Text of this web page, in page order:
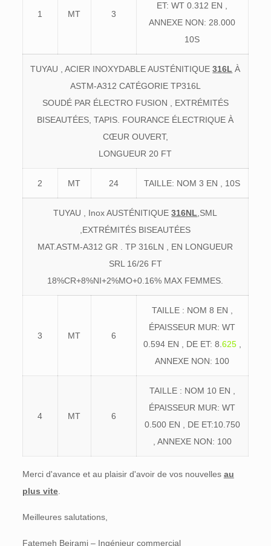
1 MT 3
ET: WT 0.312 EN ,
ANNEXE NON: 28.000
10S
TUYAU , ACIER INOXYDABLE AUSTÉNITIQUE316L À
ASTM-A312 CATÉGORIE TP316L
SOUDÉ PAR ÉLECTRO FUSION , EXTRÉMITÉS
BISEAUTÉES, TAPIS. FOURANCE ÉLECTRIQUE À
CŒUR OUVERT,
LONGUEUR 20 FT
2 MT 24 TAILLE: NOM 3 EN , 10S
TUYAU , Inox AUSTÉNITIQUE316NL ,SML
,EXTRÉMITÉS BISEAUTÉES
MAT.ASTM-A312 GR . TP 316LN , EN LONGUEUR
SRL 16/26 FT
18%CR+8%NI+2%MO+0.16% MAX FEMMES.
3 MT 6
TAILLE : NOM 8 EN ,
ÉPAISSEUR MUR: WT
0.594 EN , DE ET: 8. 625,
ANNEXE NON: 100
4 MT 6
TAILLE : NOM 10 EN ,
ÉPAISSEUR MUR: WT
0.500 EN , DE ET:10.750
, ANNEXE NON: 100
Merci d'avance et au plaisir d'avoir de vos nouvelles au
plus vite.
Meilleures salutations,
Fatemeh Beirami – Ingénieur commercial